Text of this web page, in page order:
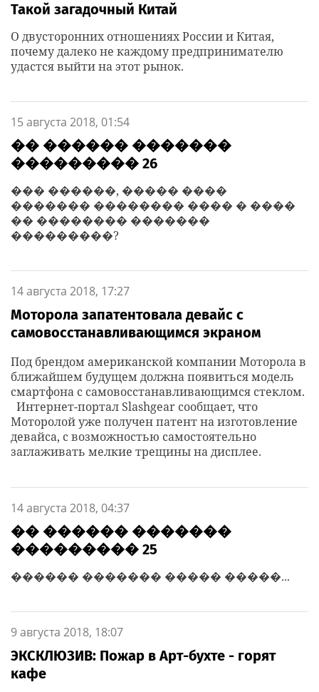
Такой загадочный Китай
О двусторонних отношениях России и Китая,
почему далеко не каждому предпринимателю
удастся выйти на этот рынок.
15 августа 2018, 01:54
�� ������ �������
��������� 26
��� ������, ����� ����
������� �������� ���� � ����
�� �������� �������
���������?
14 августа 2018, 17:27
Моторола запатентовала девайс с
самовосстанавливающимся экраном
Под брендом американской компании Моторола в
ближайшем будущем должна появиться модель
смартфона с самовосстанавливающимся стеклом.
Интернет-портал Slashgear сообщает, что
Моторолой уже получен патент на изготовление
девайса, с возможностью самостоятельно
заглаживать мелкие трещины на дисплее.
14 августа 2018, 04:37
�� ������ �������
��������� 25
������ ������� ����� �����...
9 августа 2018, 18:07
ЭКСКЛЮЗИВ: Пожар в Арт-бухте - горят
кафе